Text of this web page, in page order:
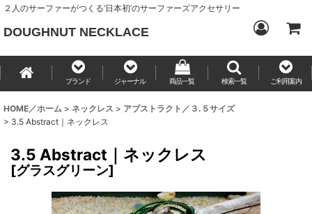
２人のサーファーがつくる‘日本初’のサーファーズアクセサリー
DOUGHNUT NECKLACE
ブランド ジャーナル 商品一覧 検索一覧 ご利用案内
HOME／ホーム > ネックレス > アブストラクト／３.５サイズ
> 3.5 Abstract｜ネックレス
3.5 Abstract｜ネックレス
[グラスグリーン]